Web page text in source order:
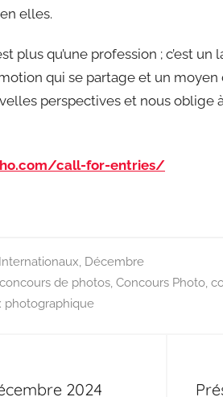
elles.
plus qu’une profession ; c’est
qui se partage et un
perspectives et nous oblige
call-for-entries/
, Décembre
concours de photos, Concours Photo,
photographique
2024